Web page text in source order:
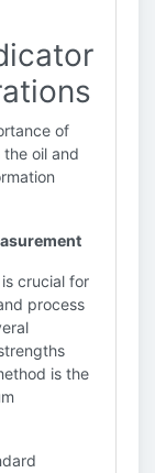
of
the oil and
crucial for
process
is the